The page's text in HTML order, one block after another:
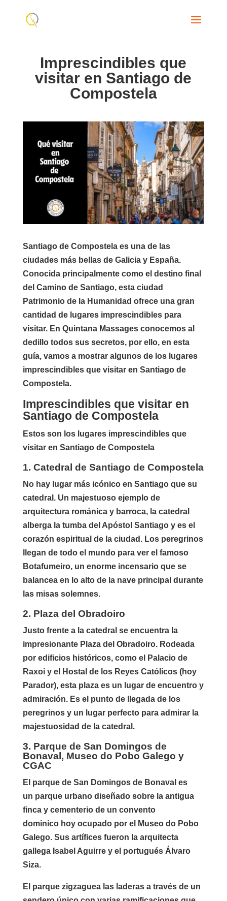
Imprescindibles que
visitar en Santiago de
Compostela
Santiago de Compostela es una de las
ciudades más bellas de Galicia y España.
Conocida principalmente como el destino final
del Camino de Santiago, esta ciudad
Patrimonio de la Humanidad ofrece una gran
cantidad de lugares imprescindibles para
visitar. En Quintana Massages conocemos al
dedillo todos sus secretos, por ello, en esta
guía, vamos a mostrar algunos de los lugares
imprescindibles que visitar en Santiago de
Compostela.
Imprescindibles que visitar en
Santiago de Compostela
Estos son los lugares imprescindibles que
visitar en Santiago de Compostela
1. Catedral de Santiago de Compostela
No hay lugar más icónico en Santiago que su
catedral. Un majestuoso ejemplo de
arquitectura románica y barroca, la catedral
alberga la tumba del Apóstol Santiago y es el
corazón espiritual de la ciudad. Los peregrinos
llegan de todo el mundo para ver el famoso
Botafumeiro, un enorme incensario que se
balancea en lo alto de la nave principal durante
las misas solemnes.
2. Plaza del Obradoiro
Justo frente a la catedral se encuentra la
impresionante Plaza del Obradoiro. Rodeada
por edificios históricos, como el Palacio de
Raxoi y el Hostal de los Reyes Católicos (hoy
Parador), esta plaza es un lugar de encuentro y
admiración. Es el punto de llegada de los
peregrinos y un lugar perfecto para admirar la
majestuosidad de la catedral.
3. Parque de San Domingos de
Bonaval, Museo do Pobo Galego y
CGAC
El parque de San Domingos de Bonaval es
un parque urbano diseñado sobre la antigua
finca y cementerio de un convento
dominico hoy ocupado por el Museo do Pobo
Galego. Sus artífices fueron la arquitecta
gallega Isabel Aguirre y el portugués Álvaro
Siza.
El parque zigzaguea las laderas a través de un